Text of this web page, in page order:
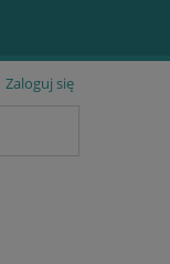
Zaloguj się